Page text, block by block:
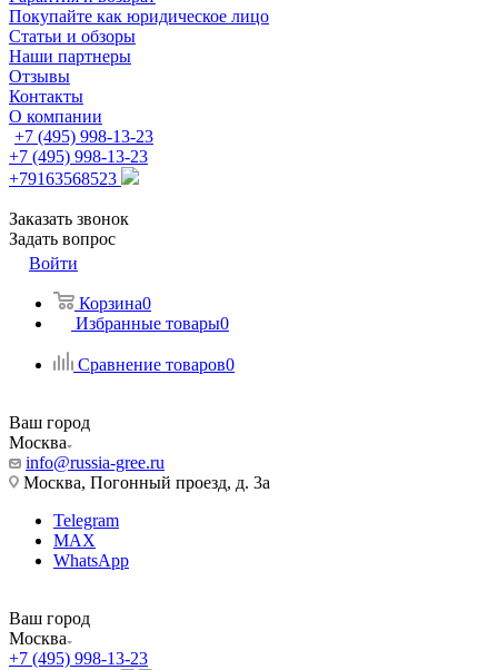
Покупайте как юридическое лицо
Статьи и обзоры
Наши партнеры
Отзывы
Контакты
О компании
+7 (495) 998-13-23
+7 (495) 998-13-23
+79163568523
Заказать звонок
Задать вопрос
Войти
Корзина0
Избранные товары0
Сравнение товаров0
Ваш город
Москва
info@russia-gree.ru
Москва, Погонный проезд, д. 3а
Telegram
MAX
WhatsApp
Ваш город
Москва
+7 (495) 998-13-23